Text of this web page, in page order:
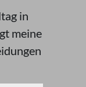
in
meine